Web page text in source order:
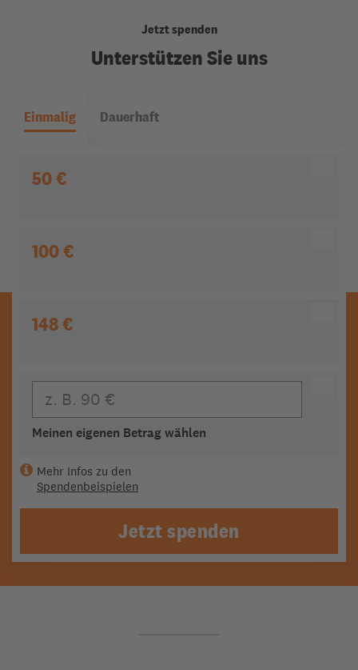
Jetzt spenden
Unterstützen Sie uns
Einmalig Dauerhaft
50 €
100 €
148 €
Meinen eigenen Betrag wählen
Mehr Infos zu den
Spendenbeispielen
Jetzt spenden